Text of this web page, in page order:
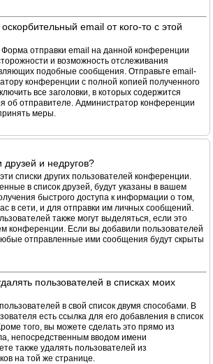
email от кого-то с этой
отправки email на данной конференции
и возможность отслеживания
подобные сообщения. Отправьте email-
конференции с полной копией полученного
все заголовки, в которых содержится
об отправителе. Администратор конференции
меры.
друзей и недругов?
списки других пользователей конференции.
в список друзей, будут указаны в вашем
быстрого доступа к информации о том,
в сети, и для отправки им личных сообщений.
также могут выделяться, если это
конференции. Если вы добавили пользователей
отправленные ими сообщения будут скрыты
пользователей в списках моих
в свой список двумя способами. В
есть ссылка для его добавления в список
того, вы можете сделать это прямо из
непосредственным вводом имени
также удалять пользователей из
на той же странице.